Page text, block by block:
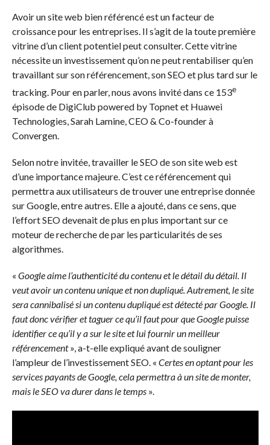
Avoir un site web bien référencé est un facteur de
croissance pour les entreprises. Il s’agit de la toute première
vitrine d’un client potentiel peut consulter. Cette vitrine
nécessite un investissement qu’on ne peut rentabiliser qu’en
travaillant sur son référencement, son SEO et plus tard sur le
tracking. Pour en parler, nous avons invité dans ce 153e
épisode de DigiClub powered by Topnet et Huawei
Technologies, Sarah Lamine, CEO & Co-founder à
Convergen.
Selon notre invitée, travailler le SEO de son site web est
d’une importance majeure. C’est ce référencement qui
permettra aux utilisateurs de trouver une entreprise donnée
sur Google, entre autres. Elle a ajouté, dans ce sens, que
l’effort SEO devenait de plus en plus important sur ce
moteur de recherche de par les particularités de ses
algorithmes.
« Google aime l’authenticité du contenu et le détail du détail. Il
veut avoir un contenu unique et non dupliqué. Autrement, le site
sera cannibalisé si un contenu dupliqué est détecté par Google. Il
faut donc vérifier et taguer ce qu’il faut pour que Google puisse
identifier ce qu’il y a sur le site et lui fournir un meilleur
référencement», a-t-elle expliqué avant de souligner
l’ampleur de l’investissement SEO. « Certes en optant pour les
services payants de Google, cela permettra à un site de monter,
mais le SEO va durer dans le temps».